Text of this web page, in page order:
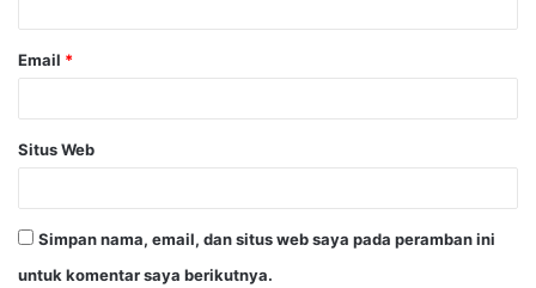
Email *
Situs Web
Simpan nama, email, dan situs web saya pada peramban ini
untuk komentar saya berikutnya.